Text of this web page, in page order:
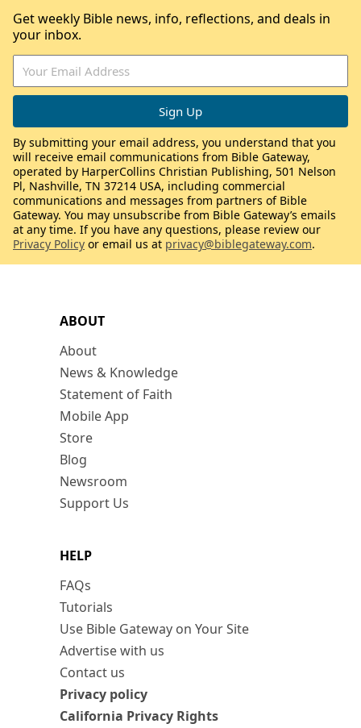
ABOUT
About
News & Knowledge
Statement of Faith
Mobile App
Store
Blog
Newsroom
Support Us
HELP
FAQs
Tutorials
Use Bible Gateway on Your Site
Advertise with us
Contact us
Privacy policy
California Privacy Rights
Get weekly Bible news, info, reflections, and deals in
your inbox.
By submitting your email address, you understand that you
will receive email communications from Bible Gateway,
operated by HarperCollins Christian Publishing, 501 Nelson
Pl, Nashville, TN 37214 USA, including commercial
communications and messages from partners of Bible
Gateway. You may unsubscribe from Bible Gateway’s emails
at any time. If you have any questions, please review our
Privacy Policy or email us at privacy@biblegateway.com.